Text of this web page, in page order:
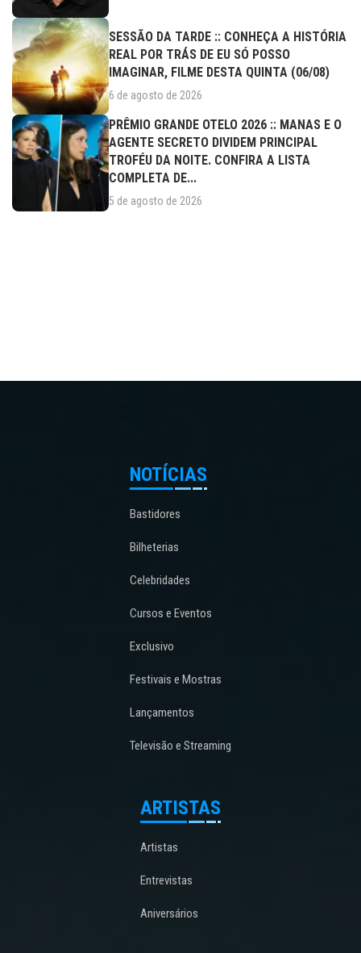
SESSÃO DA TARDE :: CONHEÇA A HISTÓRIA
REAL POR TRÁS DE EU SÓ POSSO
IMAGINAR, FILME DESTA QUINTA (06/08)
6 de agosto de 2026
PRÊMIO GRANDE OTELO 2026 :: MANAS E O
AGENTE SECRETO DIVIDEM PRINCIPAL
TROFÉU DA NOITE. CONFIRA A LISTA
COMPLETA DE...
5 de agosto de 2026
NOTÍCIAS
Bastidores
Bilheterias
Celebridades
Cursos e Eventos
Exclusivo
Festivais e Mostras
Lançamentos
Televisão e Streaming
ARTISTAS
Artistas
Entrevistas
Aniversários